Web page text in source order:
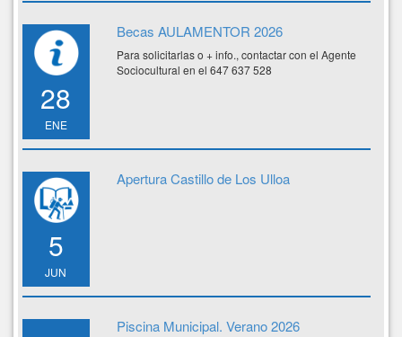
28
ENE
Becas AULAMENTOR 2026
Para solicitarlas o + info., contactar con el Agente
Sociocultural en el 647 637 528
5
JUN
Apertura Castillo de Los Ulloa
Piscina Municipal. Verano 2026